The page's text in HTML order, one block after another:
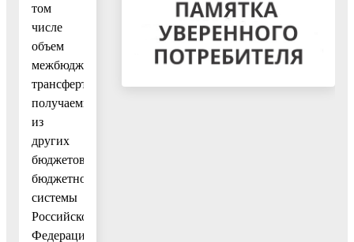
том
числе
объем
межбюджетных
трансфертов,
получаемых
из
других
бюджетов
бюджетной
системы
Российской
Федерации,